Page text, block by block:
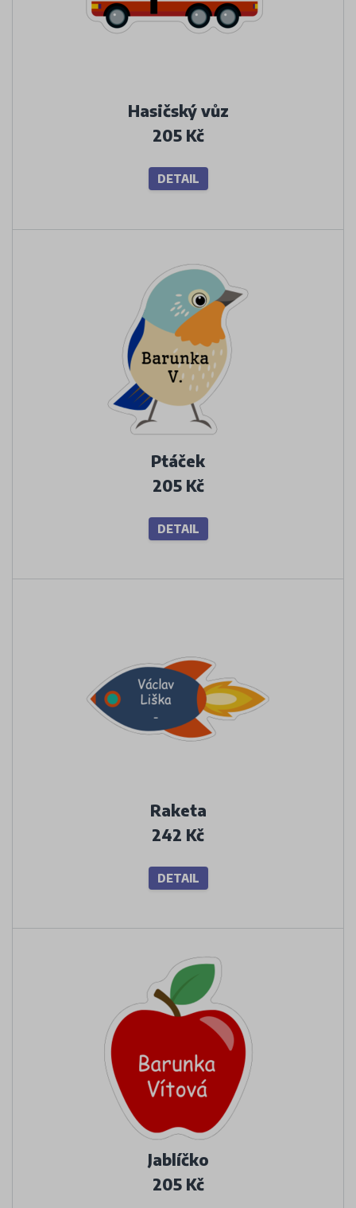
Hasičský vůz
205 Kč
DETAIL
Ptáček
205 Kč
DETAIL
Raketa
242 Kč
DETAIL
Jablíčko
205 Kč